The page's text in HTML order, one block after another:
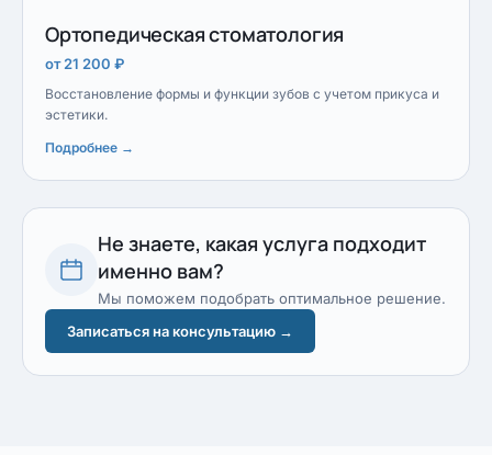
Ортопедическая стоматология
от 21 200 ₽
Восстановление формы и функции зубов с учетом прикуса и
эстетики.
Подробнее →
Не знаете, какая услуга подходит
именно вам?
Мы поможем подобрать оптимальное решение.
Записаться на консультацию →